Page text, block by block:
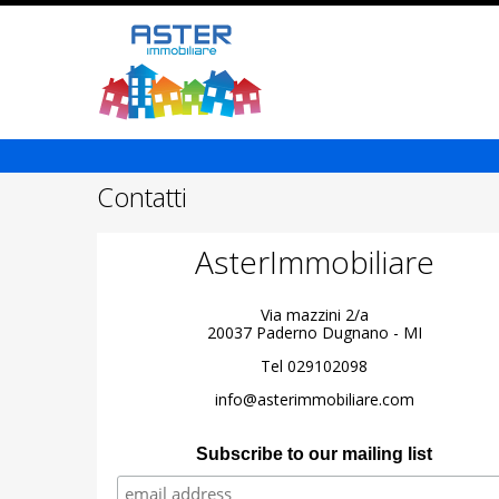
Contatti
AsterImmobiliare
Via mazzini 2/a
20037 Paderno Dugnano - MI
Tel 029102098
info@asterimmobiliare.com